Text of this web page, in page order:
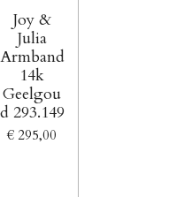
Joy &
Julia
Armband
14k
Geelgou
d 293.149
€ 295,00